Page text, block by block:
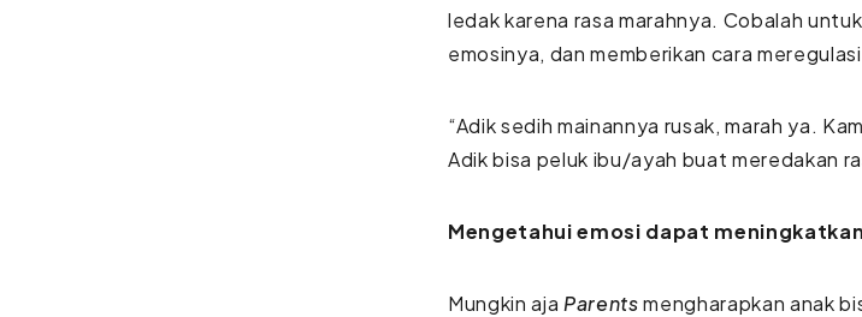
ledak karena rasa marahnya. Cobalah
emosinya, dan memberikan cara
“Adik sedih mainannya rusak, marah ya.
Adik bisa peluk ibu/ayah buat meredakan
Mengetahui emosi dapat
Mungkin aja Parentsmengharapkan anak